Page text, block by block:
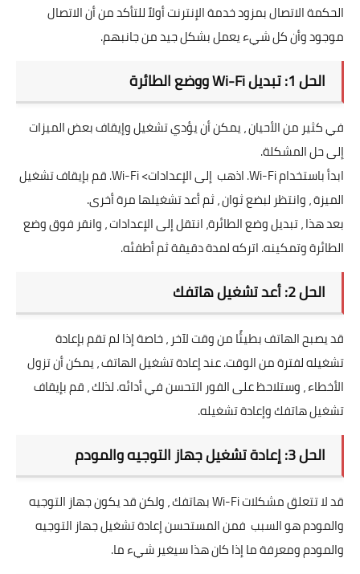
الحكمة الاتصال بمزود خدمة الإنترنت أولاً للتأكد من أن الاتصال
موجود وأن كل شيء يعمل بشكل جيد من جانبهم.
الحل 1: تبديل Wi-Fi ووضع الطائرة
في كثير من الأحيان ، يمكن أن يؤدي تشغيل وإيقاف بعض الميزات
إلى حل المشكلة.
ابدأ باستخدام Wi-Fi. اذهب إلى الإعدادات> Wi-Fi. قم بإيقاف تشغيل
الميزة ، وانتظر لبضع ثوان ، ثم أعد تشغيلها مرة أخرى.
بعد هذا ، تبديل وضع الطائرة، انتقل إلى الإعدادات ، وانقر فوق وضع
الطائرة وتمكينه. اتركه لمدة دقيقة ثم أطفئه.
الحل 2: أعد تشغيل هاتفك
قد يصبح الهاتف بطيئًا من وقت لآخر ، خاصة إذا لم تقم بإعادة
تشغيله لفترة من الوقت. عند إعادة تشغيل الهاتف ، يمكن أن تزول
الأخطاء ، وستلاحظ على الفور التحسن في أدائه. لذلك ، قم بإيقاف
تشغيل هاتفك وإعادة تشغيله.
الحل 3: إعادة تشغيل جهاز التوجيه والمودم
قد لا تتعلق مشكلات Wi-Fi بهاتفك ، ولكن قد يكون جهاز التوجيه
والمودم هو السبب فمن المستحسن إعادة تشغيل جهاز التوجيه
والمودم ومعرفة ما إذا كان هذا سيغير شيء ما.